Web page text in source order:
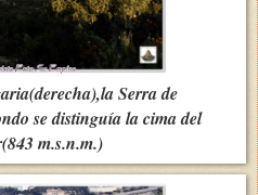
Serra de
se distinguía la cima del
m.s.n.m.)